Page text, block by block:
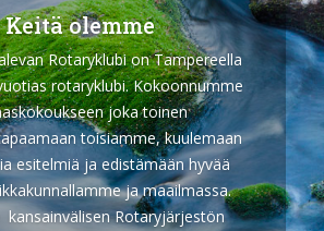
Keitä olemme
Rotaryklubion Tampereella
rotaryklubi. Kokoonnumme
joka toinen
toisiamme, kuulemaan
esitelmiä ja edistämään hyvää
ja maailmassa.
kansainvälisen Rotaryjärjestön